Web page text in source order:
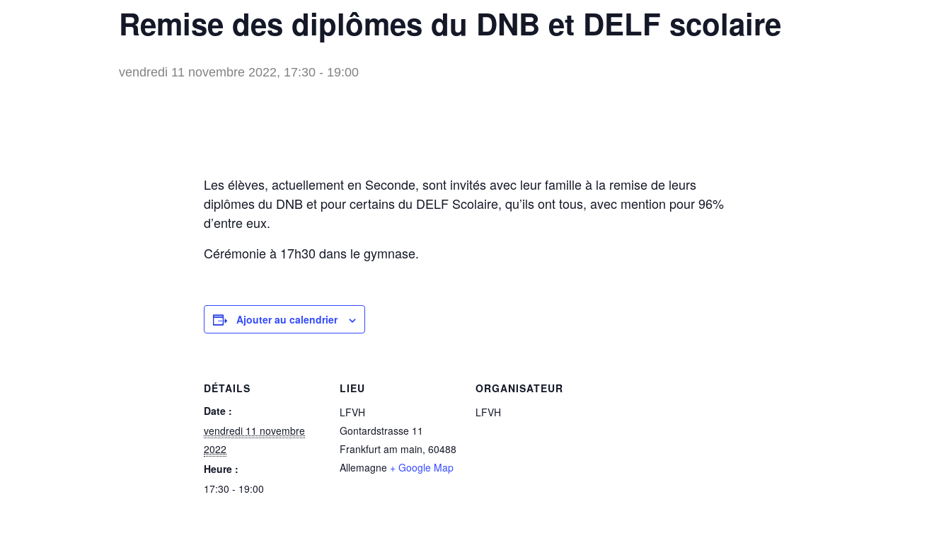
Remise des diplômes du DNB et DELF scolaire
vendredi 11 novembre 2022, 17:30 - 19:00
Les élèves, actuellement en Seconde, sont invités avec leur famille à la remise de leurs
diplômes du DNB et pour certains du DELF Scolaire, qu’ils ont tous, avec mention pour 96%
d’entre eux.
Cérémonie à 17h30 dans le gymnase.
Ajouter au calendrier
DÉTAILS
Date :
vendredi 11 novembre
2022
Heure :
17:30 - 19:00
LIEU
LFVH
Gontardstrasse 11
Frankfurt am main, 60488
Allemagne + Google Map
ORGANISATEUR
LFVH